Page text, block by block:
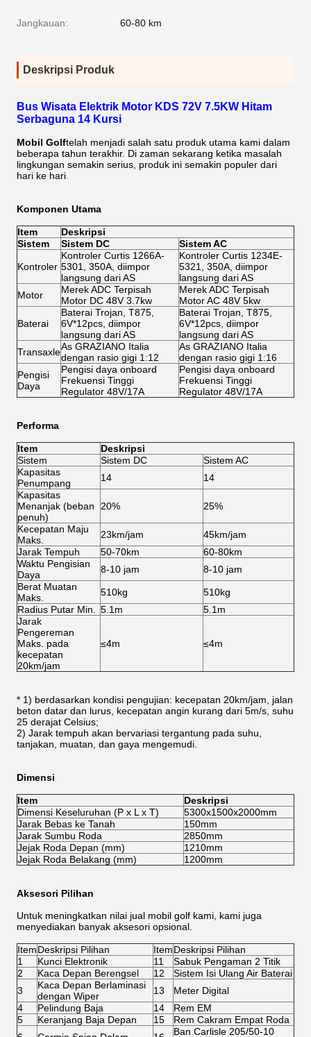
Jangkauan: 60-80 km
Deskripsi Produk
Bus Wisata Elektrik Motor KDS 72V 7.5KW Hitam
Serbaguna 14 Kursi
Mobil Golftelah menjadi salah satu produk utama kami dalam
beberapa tahun terakhir. Di zaman sekarang ketika masalah
lingkungan semakin serius, produk ini semakin populer dari
hari ke hari
Komponen Utama
Item
Deskripsi
Sistem
Sistem DC Sistem AC
Kontroler
Kontroler Curtis 1266A-
5301, 350A, diimpor
langsung dari AS
Kontroler Curtis 1234E-
5321, 350A, diimpor
langsung dari AS
Motor
Merek ADC Terpisah
Motor DC 48V 3.7kw
Merek ADC Terpisah
Motor AC 48V 5kw
Baterai
Baterai Trojan, T875,
6V*12pcs, diimpor
langsung dari AS
Baterai Trojan, T875,
6V*12pcs, diimpor
langsung dari AS
TransaxleAs GRAZIANO Italia
dengan rasio gigi 1:12
As GRAZIANO Italia
dengan rasio gigi 1:16
Pengisi
Daya
Pengisi daya onboard
Frekuensi Tinggi
Regulator 48V/17A
Pengisi daya onboard
Frekuensi Tinggi
Regulator 48V/17A
Performa
Item
Deskripsi
Sistem
Sistem DC
Sistem AC
Kapasitas
Penumpang
14
14
Kapasitas
Menanjak (beban
penuh)
20% 25%
Kecepatan Maju
Maks.
23km/jam
45km/jam
Jarak Tempuh
50-70km
60-80km
Waktu Pengisian
Daya
8-10 jam
8-10 jam
Berat Muatan
Maks.
510kg
510kg
Radius Putar Min.
5.1m
5.1m
Jarak
Pengereman
Maks. pada
kecepatan
20km/jam
≤4m ≤4m
* 1) berdasarkan kondisi pengujian: kecepatan 20km/jam, jalan
beton datar dan lurus, kecepatan angin kurang dari 5m/s, suhu
25 derajat Celsius;
2) Jarak tempuh akan bervariasi tergantung pada suhu,
tanjakan, muatan, dan gaya mengemudi.
Dimensi
Item
Deskripsi
Dimensi Keseluruhan (P x L x T)
5300x1500x2000mm
Jarak Bebas ke Tanah
150mm
Jarak Sumbu Roda
2850mm
Jejak Roda Depan (mm)
1210mm
Jejak Roda Belakang (mm)
1200mm
Aksesori Pilihan
Untuk meningkatkan nilai jual mobil golf kami, kami juga
menyediakan banyak aksesori opsional.
ItemDeskripsi Pilihan ItemDeskripsi Pilihan
1
Kunci Elektronik 11
Sabuk Pengaman 2 Titik
2
Kaca Depan Berengsel 12
Sistem Isi Ulang Air Baterai
3
Kaca Depan Berlaminasi
dengan Wiper
13
Meter Digital
4
Pelindung Baja 14
Rem EM
5
Keranjang Baja Depan 15
Rem Cakram Empat Roda
Ban Carlisle 205/50-10